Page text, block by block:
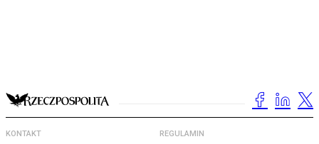
KONTAKT REGULAMIN